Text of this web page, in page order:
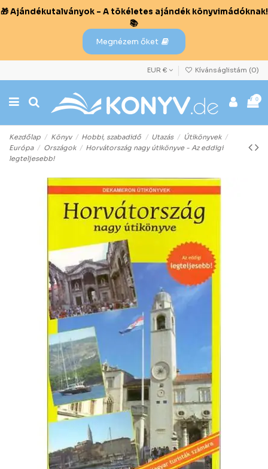
🎁 Ajándékutalványok – A tökéletes ajándék könyvimádóknak!
📚
Megnézem őket
EUR € Kívánságlistám (0)
0
Kezdőlap Könyv Hobbi, szabadidő Utazás
Útikönyvek
Európa
Országok
Horvátország nagy útikönyve - Az eddigi
legteljesebb!